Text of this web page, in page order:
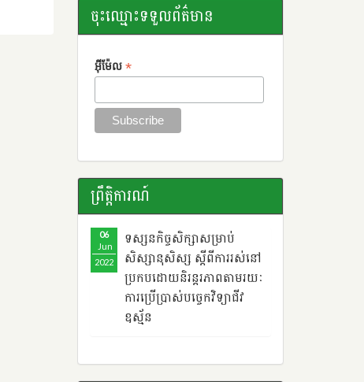
ចុះឈ្មោះទទួលព័ត៌មាន
អ៊ីម៉ែល*
ព្រឹតិ្តការណ៍
06
Jun
2022
ទស្សនកិច្ចសិក្សាសម្រាប់
សិស្សានុសិស្ស ​ស្តីពី​ការរស់នៅ
ប្រកបដោយនិរន្តរភាពតាមរយៈ
ការប្រើប្រាស់បច្ចេកវិទ្យាជីវ
ឧស្ម័ន